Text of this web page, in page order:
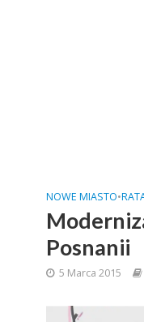
NOWE MIASTO•
Posnanii
5 Marca 2015